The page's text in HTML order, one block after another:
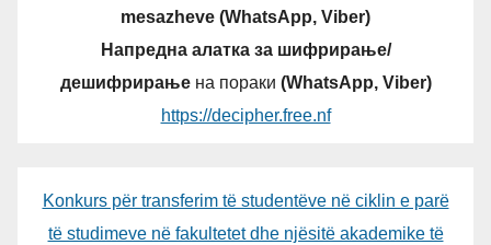
mesazheve (WhatsApp, Viber)
Напредна алатка за шифрирање/
дешифрирањена пораки (WhatsApp, Viber)
https://decipher.free.nf
Konkurs për transferim të studentëve në ciklin e parë
të studimeve në fakultetet dhe njësitë akademike të